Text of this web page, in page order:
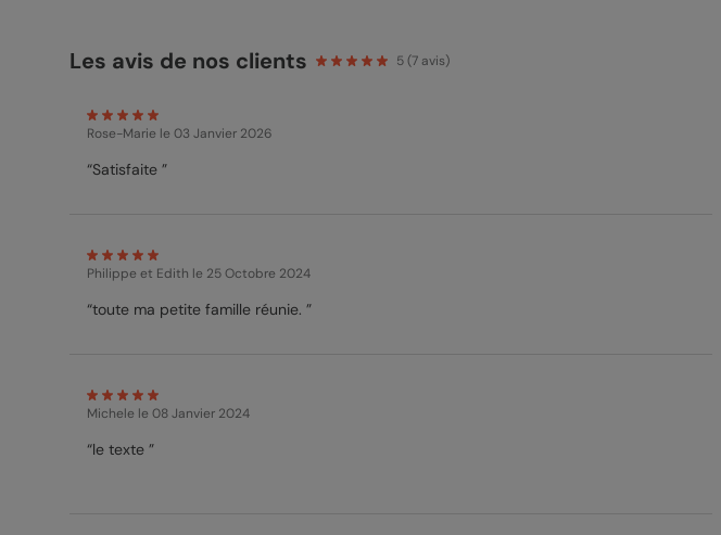
Les avis de nos clients 5(7avis)
Rose-Marie le 03 Janvier 2026
“Satisfaite ”
Philippe et Edith le 25 Octobre 2024
“toute ma petite famille réunie. ”
Michele le 08 Janvier 2024
“le texte ”